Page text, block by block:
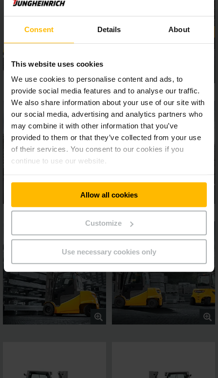
Consent Details About
This website uses cookies
We use cookies to personalise content and ads, to
provide social media features and to analyse our traffic.
We also share information about your use of our site with
our social media, advertising and analytics partners who
may combine it with other information that you’ve
provided to them or that they’ve collected from your use
of their services. You consent to our cookies if you
continue to use our website.
Allow all cookies
Customize
Use necessary cookies only
výbavy zaručujú bezpečnú a efektívnu prácu, a to aj v
extrémnych podmienkach. Ergonomicky vyspelé modely EFG
série 5 sú skutočnými silákmi na náročné používanie.